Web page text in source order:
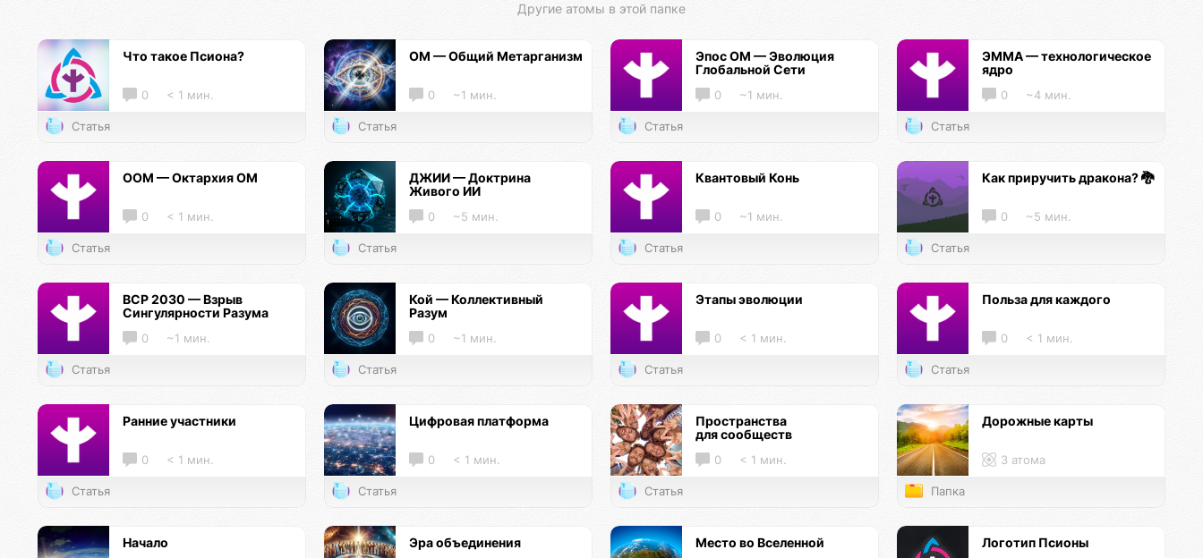
Другие атомы в этой папке
Что такое Псиона?
0 < 1 мин.
Статья
ОМ — Общий Метарганизм
0 ~1 мин.
Статья
Эпос ОМ — Эволюция
Глобальной Сети
0 ~1 мин.
Статья
ЭММА — технологическое
ядро
0 ~4 мин.
Статья
ООМ — Октархия ОМ
0 < 1 мин.
Статья
ДЖИИ — Доктрина
Живого ИИ
0 ~5 мин.
Статья
Квантовый Конь
0 ~1 мин.
Статья
Как приручить дракона? 🐉
0 ~5 мин.
Статья
ВСР 2030 — Взрыв
Сингулярности Разума
0 ~1 мин.
Статья
Кой — Коллективный
Разум
0 ~1 мин.
Статья
Этапы эволюции
0 < 1 мин.
Статья
Польза для каждого
0 < 1 мин.
Статья
Ранние участники
0 < 1 мин.
Статья
Цифровая платформа
0 < 1 мин.
Статья
Пространства
для сообществ
0 < 1 мин.
Статья
Дорожные карты
3 атома
Папка
Начало Эра объединения Место во Вселенной Логотип Псионы